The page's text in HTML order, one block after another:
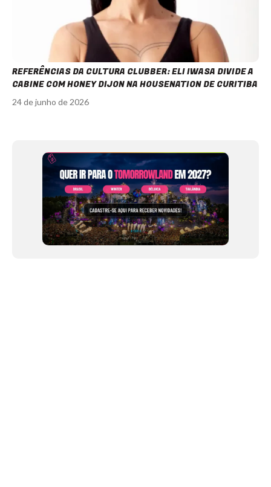
REFERÊNCIAS DA CULTURA CLUBBER: ELI IWASA DIVIDE A
CABINE COM HONEY DIJON NA HOUSENATION DE CURITIBA
24 de junho de 2026